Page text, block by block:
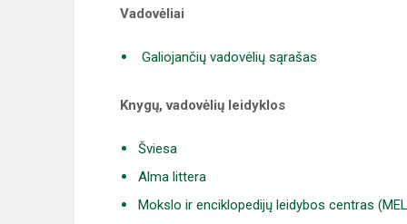
Vadovėliai
Galiojančių vadovėlių sąrašas
Knygų, vadovėlių leidyklos
Šviesa
Alma littera
Mokslo ir enciklopedijų leidybos centras